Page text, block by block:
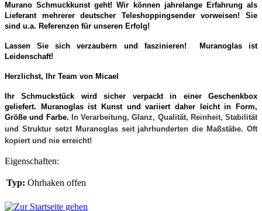
Murano Schmuckkunst geht! Wir können jahrelange Erfahrung als
Lieferant mehrerer deutscher Teleshoppingsender vorweisen! Sie
sind u.a. Referenzen für unseren Erfolg!
Lassen Sie sich verzaubern und faszinieren! Muranoglas ist
Leidenschaft!
Herzlichst, Ihr Team von Micael
Ihr Schmuckstück wird sicher verpackt in einer Geschenkbox
geliefert. Muranoglas ist Kunst und variiert daher leicht in Form,
Größe und Farbe. In Verarbeitung, Glanz, Qualität, Reinheit, Stabilität
und Struktur setzt Muranoglas seit jahrhunderten die Maßstäbe. Oft
kopiert und nie erreicht!
Eigenschaften:
Typ: Ohrhaken offen